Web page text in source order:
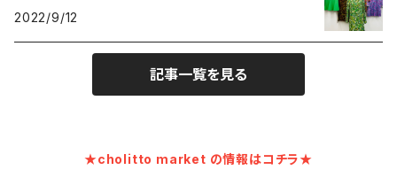
2022/9/12
記事一覧を見る
★cholitto market の情報はコチラ★